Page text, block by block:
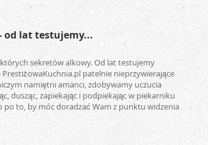
od lat testujemy...
sekretów alkowy. Od lat testujemy
patelnie nieprzywierające
namiętni amanci, zdobywamy uczucia
dusząc, zapiekając i podpiekając w piekarniku
po to, by móc doradzać Wam z punktu widzenia